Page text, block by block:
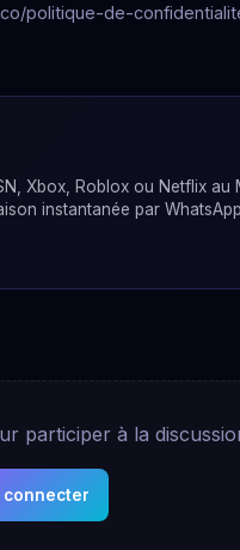
politique-de-
Xbox, Roblox ou Netflix au
instantanée par
participer à la
connecter